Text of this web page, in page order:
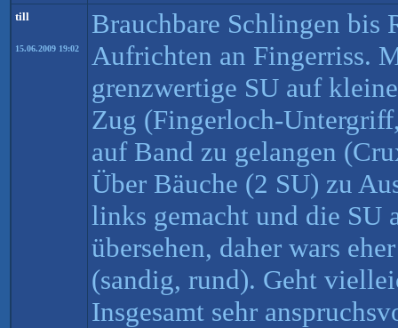
till
15.06.2009 19:02
Brauchbare Schlingen bis
Aufrichten an Fingerriss.
grenzwertige SU auf
Zug (Fingerloch-
auf Band zu gelangen
Über Bäuche (2 SU) zu
links gemacht und die SU
übersehen, daher wars
(sandig, rund). Geht
Insgesamt sehr